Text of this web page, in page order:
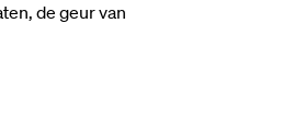
de geur van